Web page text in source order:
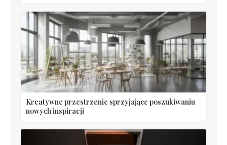
Kreatywne przestrzenie sprzyjające poszukiwaniu
nowych inspiracji